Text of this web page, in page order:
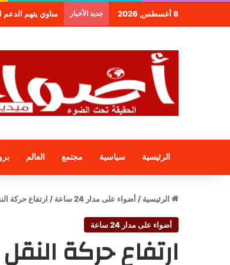
8 أغسطس, 2026 جديد الأخبار مناوي يتهم الدعم
الرئيسية سياسية مجتمع العالم
الرئيسية / أضواء على مدار 24 ساعة / ارتفاع حركة
أضواء على مدار 24 ساعة
ارتفاع حركة